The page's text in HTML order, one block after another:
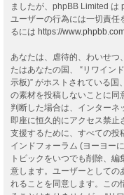
ましたが、phpBB Limited は
ユーザーの行為には一切責
るには https://
あなたは、虐待的、わいせつ
たはあなたの国、 “リワイン
示板)” がホストされている
の素材を投稿しないことに同
判断した場合は、インターネ
即座に恒久的にアクセス禁止
支援するために、すべての投
インドフォーラム (ヨーヨー
トピックをいつでも削除、
意します。ユーザーとしての
れることを同意します。この